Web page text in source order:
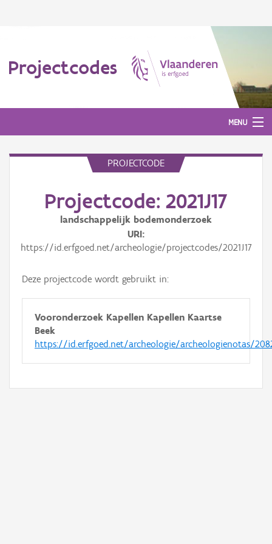
Projectcodes
MENU
PROJECTCODE
Projectcode: 2021J17
landschappelijk bodemonderzoek
URI
https://id.erfgoed.net/archeologie/projectcodes/2021J17
Deze projectcode wordt gebruikt in:
Vooronderzoek Kapellen Kapellen Kaartse
Beek
https://id.erfgoed.net/archeologie/archeologienotas/